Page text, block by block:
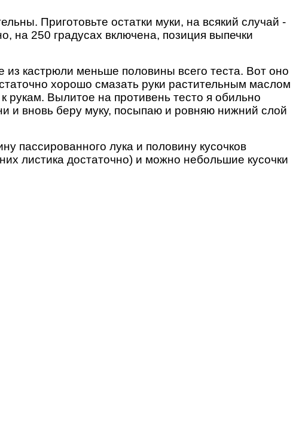
Приготовьте остатки муки, на всякий случай -
на 250 градусах включена, позиция выпечки
кастрюли меньше половины всего теста. Вот оно
хорошо смазать руки растительным маслом
рукам. Вылитое на противень тесто я обильно
и вновь беру муку, посыпаю и ровняю нижний слой
пассированного лука и половину кусочков
листика достаточно) и можно небольшие кусочки